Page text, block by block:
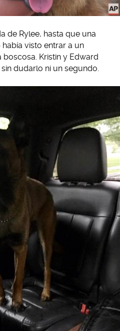
de Rylee, hasta que una
visto entrar a un
Kristin y Edward
dudarlo ni un segundo.